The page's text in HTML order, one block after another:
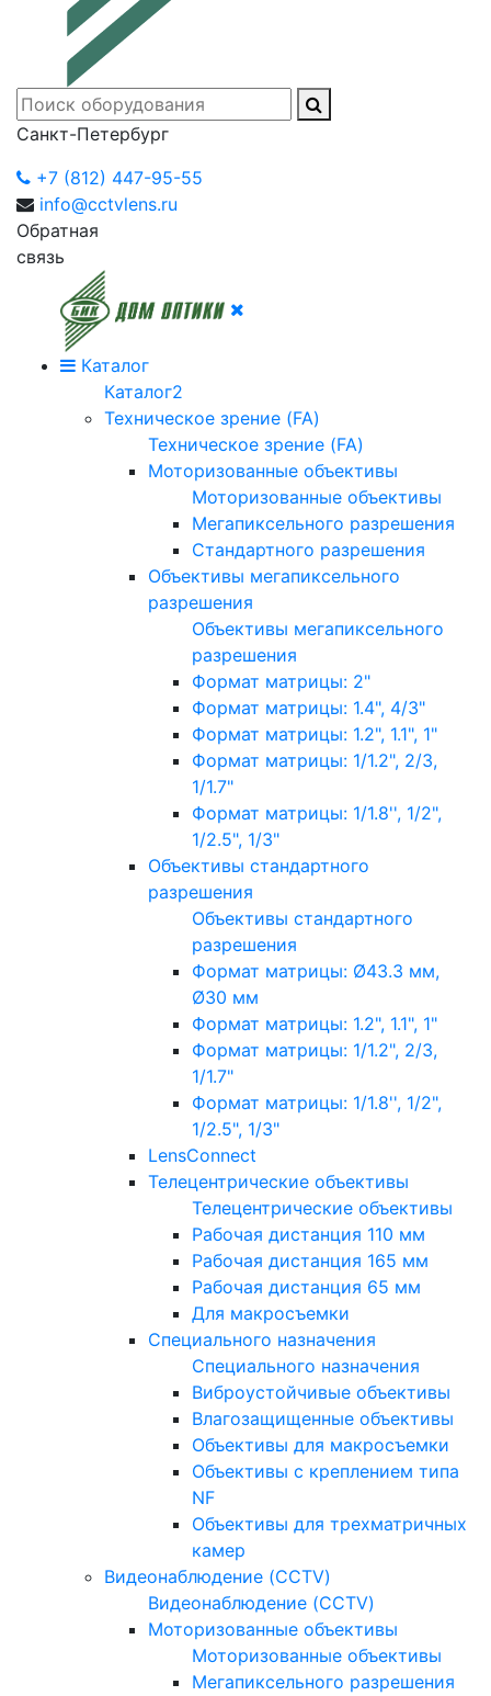
Санкт-Петербург
+7 (812) 447-95-55
info@cctvlens.ru
Обратная
связь
Каталог
Каталог2
Техническое зрение (FA)
Техническое зрение (FA)
Моторизованные объективы
Моторизованные объективы
Мегапиксельного разрешения
Стандартного разрешения
Объективы мегапиксельного
разрешения
Объективы мегапиксельного
разрешения
Формат матрицы: 2"
Формат матрицы: 1.4", 4/3"
Формат матрицы: 1.2", 1.1", 1"
Формат матрицы: 1/1.2", 2/3,
1/1.7"
Формат матрицы: 1/1.8'', 1/2",
1/2.5", 1/3"
Объективы стандартного
разрешения
Объективы стандартного
разрешения
Формат матрицы: Ø43.3 мм,
Ø30 мм
Формат матрицы: 1.2", 1.1", 1"
Формат матрицы: 1/1.2", 2/3,
1/1.7"
Формат матрицы: 1/1.8'', 1/2",
1/2.5", 1/3"
LensConnect
Телецентрические объективы
Телецентрические объективы
Рабочая дистанция 110 мм
Рабочая дистанция 165 мм
Рабочая дистанция 65 мм
Для макросъемки
Специального назначения
Специального назначения
Виброустойчивые объективы
Влагозащищенные объективы
Объективы для макросъемки
Объективы с креплением типа
NF
Объективы для трехматричных
камер
Видеонаблюдение (CCTV)
Видеонаблюдение (CCTV)
Моторизованные объективы
Моторизованные объективы
Мегапиксельного разрешения